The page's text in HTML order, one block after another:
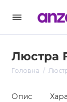
Люстра
Головна
Опис